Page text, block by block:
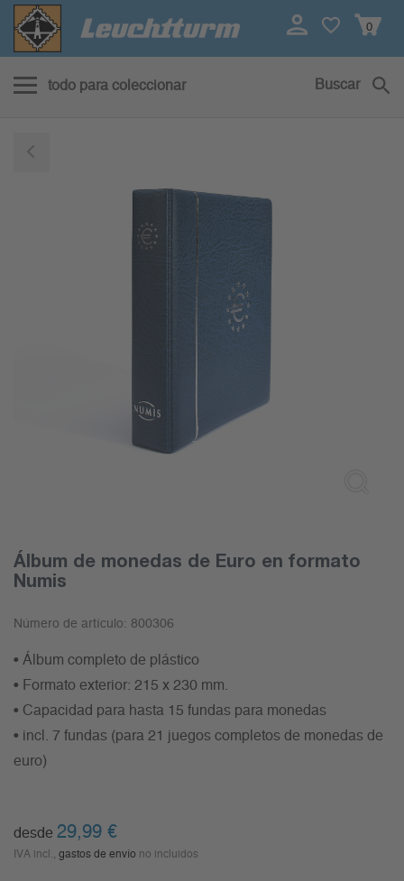
0
todo para coleccionar Buscar
Álbum de monedas de Euro en formato
Numis
Número de artículo: 800306
• Álbum completo de plástico
• Formato exterior: 215 x 230 mm.
• Capacidad para hasta 15 fundas para monedas
• incl. 7 fundas (para 21 juegos completos de monedas de
euro)
desde 29,99 €
IVA incl., gastos de envío no incluidos